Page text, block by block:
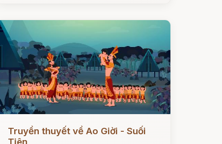
Đọc ngay
Truyền thuyết về Ao Giời - Suối